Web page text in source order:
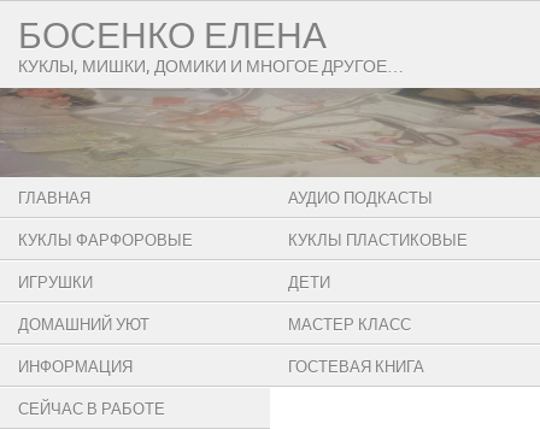
БОСЕНКО ЕЛЕНА
КУКЛЫ, МИШКИ, ДОМИКИ И МНОГОЕ ДРУГОЕ…
ГЛАВНАЯ АУДИО ПОДКАСТЫ
КУКЛЫ ФАРФОРОВЫЕ КУКЛЫ ПЛАСТИКОВЫЕ
ИГРУШКИ ДЕТИ
ДОМАШНИЙ УЮТ МАСТЕР КЛАСС
ИНФОРМАЦИЯ ГОСТЕВАЯ КНИГА
СЕЙЧАС В РАБОТЕ